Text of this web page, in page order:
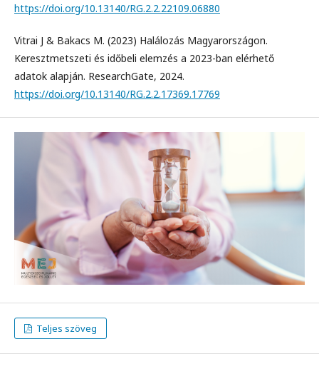
https://doi.org/10.13140/RG.2.2.22109.06880
Vitrai J & Bakacs M. (2023) Halálozás Magyarországon.
Keresztmetszeti és időbeli elemzés a 2023-ban elérhető
adatok alapján. ResearchGate, 2024.
https://doi.org/10.13140/RG.2.2.17369.17769
Teljes szöveg